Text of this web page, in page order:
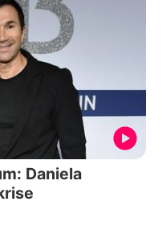
Daniela